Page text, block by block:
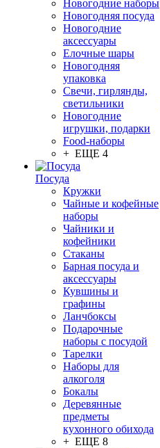
Новогодние наборы
Новогодняя посуда
Новогодние
аксессуары
Елочные шары
Новогодняя
упаковка
Свечи, гирлянды,
светильники
Новогодние
игрушки, подарки
Food-наборы
+ ЕЩЕ 4
Посуда
Кружки
Чайные и кофейные
наборы
Чайники и
кофейники
Стаканы
Барная посуда и
аксессуары
Кувшины и
графины
Ланчбоксы
Подарочные
наборы с посудой
Тарелки
Наборы для
алкоголя
Бокалы
Деревянные
предметы
кухонного обихода
+ ЕЩЕ 8